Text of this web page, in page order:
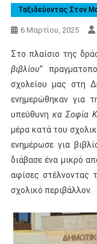
Ταξιδεύοντας Στον
6 Μαρτίου, 2025
Στο πλαίσιο της
βιβλίου”
σχολείου μας στη
ενημερώθηκαν για
υπεύθυνηκα Σοφία
μέρα κατά του
ενημέρωσε για
διάβασε ένα μικρό
αφίσες στέλνοντας
σχολικό περιβάλλον.